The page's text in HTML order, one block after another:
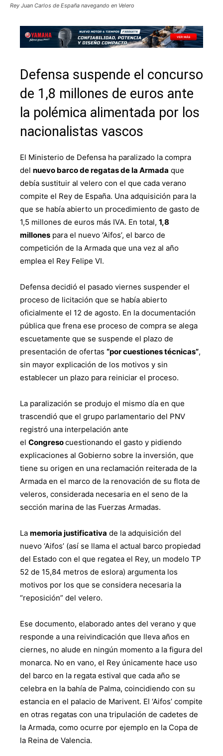
Rey Juan Carlos de España navegando en Velero
Defensa suspende el concurso
de 1,8 millones de euros ante
la polémica alimentada por los
nacionalistas vascos
El Ministerio de Defensa ha paralizado la compra
del nuevo barco de regatas de la Armada que
debía sustituir al velero con el que cada verano
compite el Rey de España. Una adquisición para la
que se había abierto un procedimiento de gasto de
1,5 millones de euros más IVA. En total, 1,8
millones para el nuevo ‘Aifos’, el barco de
competición de la Armada que una vez al año
emplea el Rey Felipe VI.
Defensa decidió el pasado viernes suspender el
proceso de licitación que se había abierto
oficialmente el 12 de agosto. En la documentación
pública que frena ese proceso de compra se alega
escuetamente que se suspende el plazo de
presentación de ofertas “por cuestiones técnicas”,
sin mayor explicación de los motivos y sin
establecer un plazo para reiniciar el proceso.
La paralización se produjo el mismo día en que
trascendió que el grupo parlamentario del PNV
registró una interpelación ante
el Congresocuestionando el gasto y pidiendo
explicaciones al Gobierno sobre la inversión, que
tiene su origen en una reclamación reiterada de la
Armada en el marco de la renovación de su flota de
veleros, considerada necesaria en el seno de la
sección marina de las Fuerzas Armadas.
La memoria justificativa de la adquisición del
nuevo ‘Aifos’ (así se llama el actual barco propiedad
del Estado con el que regatea el Rey, un modelo TP
52 de 15,84 metros de eslora) argumenta los
motivos por los que se considera necesaria la
“reposición” del velero.
Ese documento, elaborado antes del verano y que
responde a una reivindicación que lleva años en
ciernes, no alude en ningún momento a la figura del
monarca. No en vano, el Rey únicamente hace uso
del barco en la regata estival que cada año se
celebra en la bahía de Palma, coincidiendo con su
estancia en el palacio de Marivent. El ‘Aifos’ compite
en otras regatas con una tripulación de cadetes de
la Armada, como ocurre por ejemplo en la Copa de
la Reina de Valencia.